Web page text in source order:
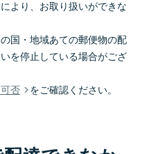
より、お取り扱いができな
国・地域あての郵便物の配
を停止している場合がござ
否 をご確認ください。